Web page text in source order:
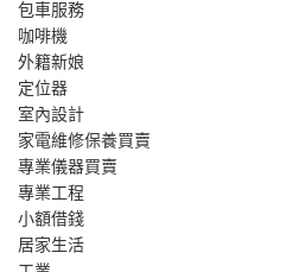
包車服務
咖啡機
外籍新娘
定位器
室內設計
家電維修保養買賣
專業儀器買賣
專業工程
小額借錢
居家生活